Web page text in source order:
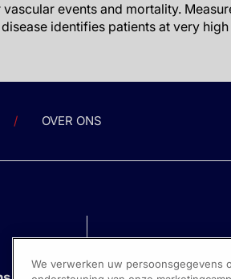
events and mortality.
identifies patients at very
OVER ONS
We verwerken uw persoonsgegevens